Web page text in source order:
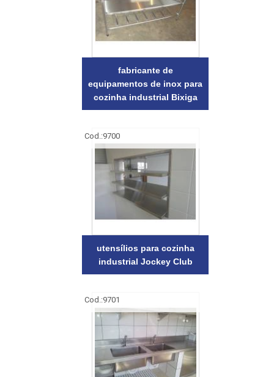
fabricante de
equipamentos de inox para
cozinha industrial Bixiga
Cod.:9700
utensílios para cozinha
industrial Jockey Club
Cod.:9701